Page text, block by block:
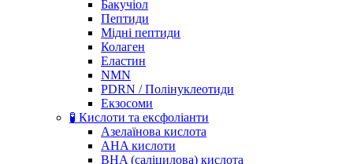
Бакучіол
Пептиди
Мідні пептиди
Колаген
Еластин
NMN
PDRN / Полінуклеотиди
Екзосоми
🧪 Кислоти та ексфоліанти
Азелаїнова кислота
AHA кислоти
BHA (саліцилова) кислота